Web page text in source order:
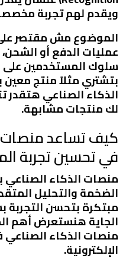
ويقدم لهم تجربة
عمليات الدفع أو
سلوك المستخدمينعلى
بتشتري مثلاً منتج
الذكاء الصناعي هتقدر
لك منتجات مشابهة.
كيف تساعد منصات
في تحسين تجربة
منصات الذكاء الصناعي
الضخمةوالتحليل
مبتكرة بتحسن التجربة
الجاية هنستعرض أهم
منصات الذكاء الصناعي
الإلكترونية.